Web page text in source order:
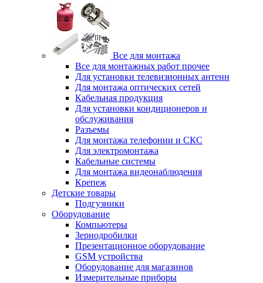
Все для монтажа
Все для монтажных работ прочее
Для установки телевизионных антенн
Для монтажа оптических сетей
Кабельная продукция
Для установки кондиционеров и
обслуживания
Разъемы
Для монтажа телефонии и СКС
Для электромонтажа
Кабельные системы
Для монтажа видеонаблюдения
Крепеж
Детские товары
Подгузники
Оборудование
Компьютеры
Зернодробилки
Презентационное оборудование
GSM устройства
Оборудование для магазинов
Измерительные приборы